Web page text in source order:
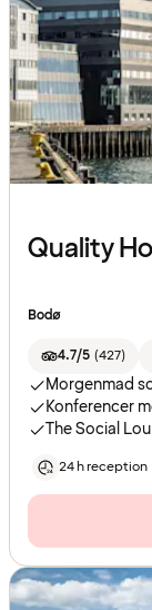
Quality
Bodø
4.7/5 (427)
Morgenmad
Konferencer
The Social
24 h reception